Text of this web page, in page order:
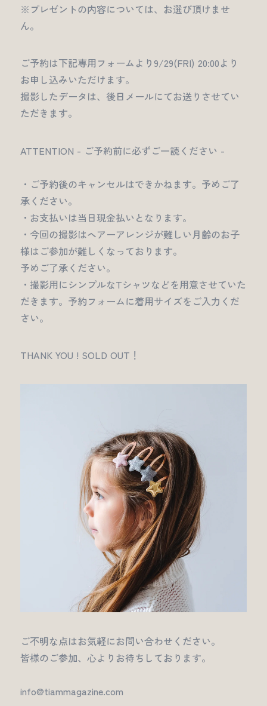
※プレゼントの内容については、お選び頂けませ
ん。
ご予約は下記専用フォームより9/29(FRI) 20:00より
お申し込みいただけます。
撮影したデータは、後日メールにてお送りさせてい
ただきます。
ATTENTION - ご予約前に必ずご一読ください -
・ご予約後のキャンセルはできかねます。予めご了
承ください。
・お支払いは当日現金払いとなります。
・今回の撮影はヘアーアレンジが難しい月齢のお子
様はご参加が難しくなっております。
予めご了承ください。
・撮影用にシンプルなTシャツなどを用意させていた
だきます。予約フォームに着用サイズをご入力くだ
さい。
THANK YOU ! SOLD OUT！
ご不明な点はお気軽にお問い合わせください。
皆様のご参加、心よりお待ちしております。
info@tiammagazine.com